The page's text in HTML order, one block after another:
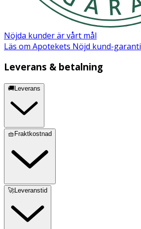
Nöjda kunder är vårt mål
Läs om Apotekets Nöjd kund-garanti
Leverans & betalning
🚚Leverans
🧺Fraktkostnad
🚀Leveranstid